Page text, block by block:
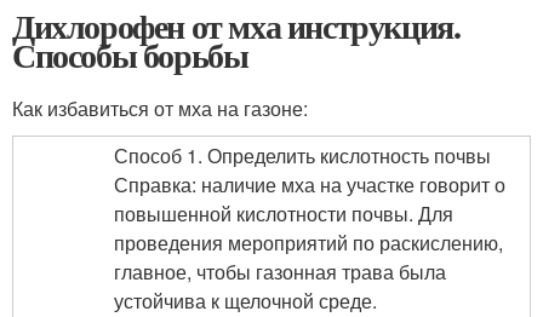
Дихлорофен от мха инструкция.
Способы борьбы
Как избавиться от мха на газоне:
Способ 1. Определить кислотность почвы
Справка: наличие мха на участке говорит о
повышенной кислотности почвы. Для
проведения мероприятий по раскислению,
главное, чтобы газонная трава была
устойчива к щелочной среде.